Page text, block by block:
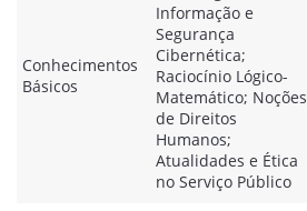
Conhecimentos
Básicos
Informação e
Segurança
Cibernética;
Raciocínio Lógico-
Matemático; Noções
de Direitos
Humanos;
Atualidades e Ética
no Serviço Público